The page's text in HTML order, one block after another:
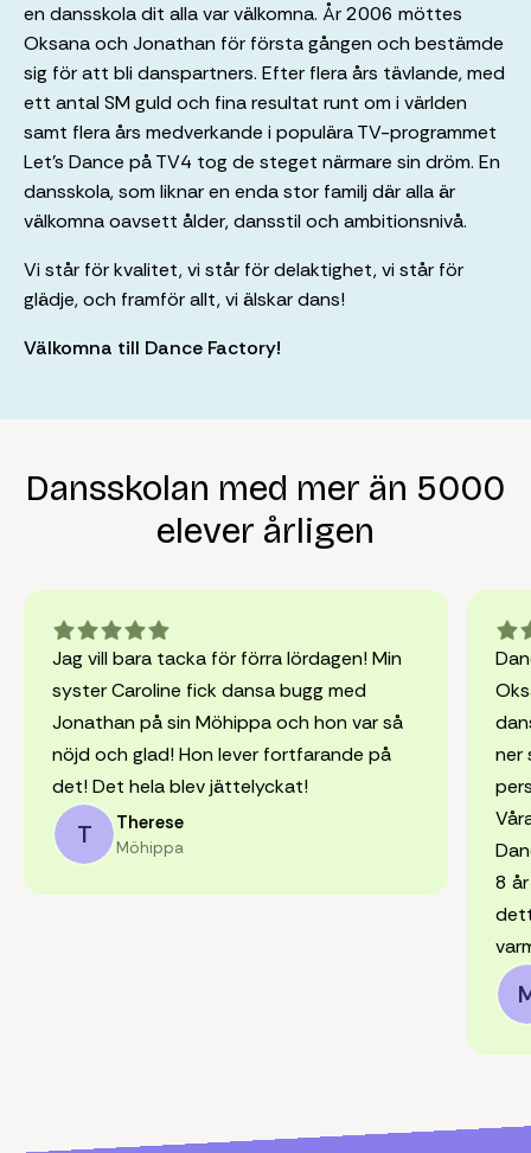
en dansskola dit alla var välkomna. År 2006 möttes
Oksana och Jonathan för första gången och bestämde
sig för att bli danspartners. Efter flera års tävlande, med
ett antal SM guld och fina resultat runt om i världen
samt flera års medverkande i populära TV-programmet
Let’s Dance på TV4 tog de steget närmare sin dröm. En
dansskola, som liknar en enda stor familj där alla är
välkomna oavsett ålder, dansstil och ambitionsnivå.
Vi står för kvalitet, vi står för delaktighet, vi står för
glädje, och framför allt, vi älskar dans!
Välkomna till Dance Factory!
Dansskolan med mer än 5000
elever årligen
Jag vill bara tacka för förra lördagen! Min
syster Caroline fick dansa bugg med
Jonathan på sin Möhippa och hon var så
nöjd och glad! Hon lever fortfarande på
det! Det hela blev jättelyckat!
T Therese
Möhippa
ner
8